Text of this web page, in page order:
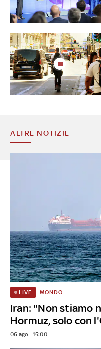
ALTRE NOTIZIE
Iran: "Non stiamo
Hormuz, solo con
LIVE MONDO
06 ago - 15:00